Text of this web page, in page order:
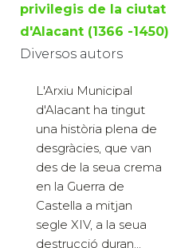
privilegis de la ciutat
d'Alacant (1366 -1450)
Diversos autors
L'Arxiu Municipal
d'Alacant ha tingut
una història plena de
desgràcies, que van
des de la seua crema
en la Guerra de
Castella a mitjan
segle XIV, a la seua
destrucció duran...